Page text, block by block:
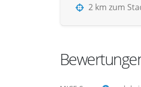
2 km zum